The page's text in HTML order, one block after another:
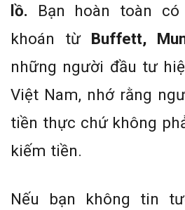
lồ. Bạn hoàn toàn
khoán từ Buffett,
những người đầu tư
Việt Nam, nhớ rằng
tiền thực chứ không
kiếm tiền.
Nếu bạn không tin